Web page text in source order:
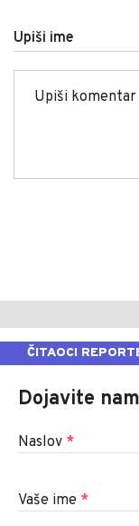
Upiši ime
ČITAOCI
Dojavite
Naslov *
Vaše ime *